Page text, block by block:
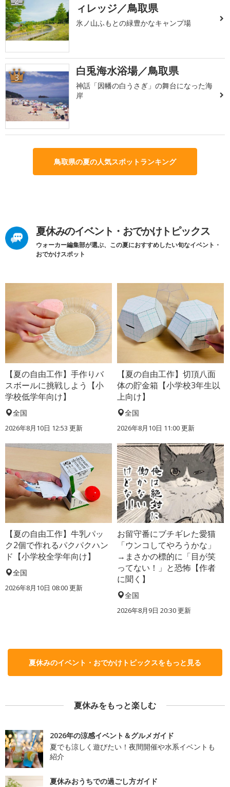
ィレッジ／鳥取県
氷ノ山ふもとの緑豊かなキャンプ場
3 白兎海水浴場／鳥取県
神話「因幡の白うさぎ」の舞台になった海
岸
鳥取県の夏の人気スポットランキング
夏休みのイベント・おでかけトピックス
ウォーカー編集部が選ぶ、この夏におすすめしたい旬なイベント・
おでかけスポット
【夏の自由工作】手作りバ
スボールに挑戦しよう【小
学校低学年向け】
全国
2026年8月10日 12:53 更新
【夏の自由工作】切頂八面
体の貯金箱【小学校3年生以
上向け】
全国
2026年8月10日 11:00更新
【夏の自由工作】牛乳パッ
ク2個で作れるパクパクハン
ド【小学校全学年向け】
全国
2026年8月10日 08:00更新
お留守番にブチギレた愛猫
「ウンコしてやろうかな」
→まさかの標的に「目が笑
ってない！」と恐怖【作者
に聞く】
全国
2026年8月9日 20:30更新
夏休みのイベント・おでかけトピックスをもっと見る
夏休みをもっと楽しむ
2026年の涼感イベント＆グルメガイド
夏でも涼しく遊びたい！夜間開催や水系イベントも
紹介
夏休みおうちでの過ごし方ガイド